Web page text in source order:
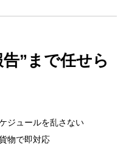
”まで任せら
ジュールを乱さない
物で即対応